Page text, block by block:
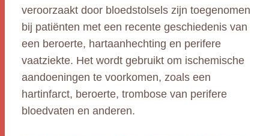
veroorzaakt door bloedstolsels zijn toegenomen
bij patiënten met een recente geschiedenis van
een beroerte, hartaanhechting en perifere
vaatziekte. Het wordt gebruikt om ischemische
aandoeningen te voorkomen, zoals een
hartinfarct, beroerte, trombose van perifere
bloedvaten en anderen.